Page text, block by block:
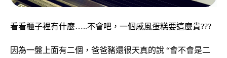
看看櫃子裡有什麼…..不會吧，一個戚風蛋糕要這麼貴???
因為一盤上面有二個，爸爸豬還很天真的說 “會不會是二